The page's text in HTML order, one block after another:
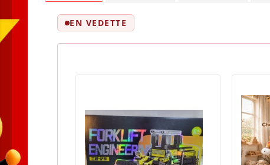
EN VEDETTE